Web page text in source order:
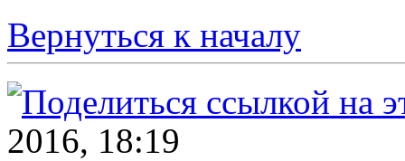
Вернуться к началу
2016, 18:19